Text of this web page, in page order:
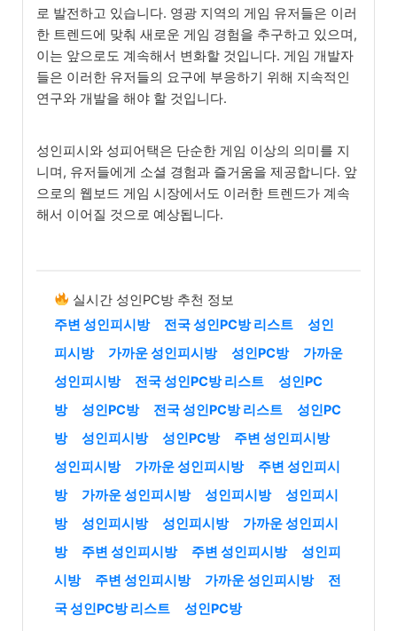
로 발전하고 있습니다. 영광 지역의 게임 유저들은 이러
한 트렌드에 맞춰 새로운 게임 경험을 추구하고 있으며,
이는 앞으로도 계속해서 변화할 것입니다. 게임 개발자
들은 이러한 유저들의 요구에 부응하기 위해 지속적인
연구와 개발을 해야 할 것입니다.
성인피시와 성피어택은 단순한 게임 이상의 의미를 지
니며, 유저들에게 소셜 경험과 즐거움을 제공합니다. 앞
으로의 웹보드 게임 시장에서도 이러한 트렌드가 계속
해서 이어질 것으로 예상됩니다.
실시간 성인PC방 추천 정보
주변 성인피시방
전국 성인PC방 리스트
성인
피시방
가까운 성인피시방 성인PC방
가까운
성인피시방
전국 성인PC방 리스트
성인PC
방
성인PC방 전국 성인PC방 리스트
성인PC
방
성인피시방 성인PC방
주변 성인피시방
성인피시방
가까운 성인피시방
주변 성인피시
방
가까운 성인피시방 성인피시방
성인피시
방
성인피시방 성인피시방
가까운 성인피시
방
주변 성인피시방 주변 성인피시방
성인피
시방
주변 성인피시방 가까운 성인피시방
전
국 성인PC방 리스트
성인PC방